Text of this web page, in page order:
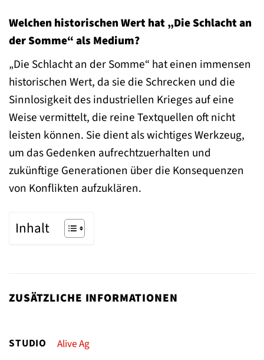
Welchen historischen Wert hat „Die Schlacht an
der Somme“ als Medium?
„Die Schlacht an der Somme“ hat einen immensen
historischen Wert, da sie die Schrecken und die
Sinnlosigkeit des industriellen Krieges auf eine
Weise vermittelt, die reine Textquellen oft nicht
leisten können. Sie dient als wichtiges Werkzeug,
um das Gedenken aufrechtzuerhalten und
zukünftige Generationen über die Konsequenzen
von Konflikten aufzuklären.
Inhalt
ZUSÄTZLICHE INFORMATIONEN
STUDIO Alive Ag